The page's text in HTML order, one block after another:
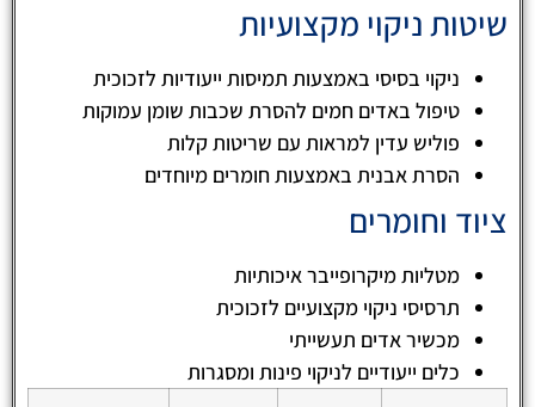
שיטות ניקוי מקצועיות
ניקוי בסיסי באמצעות תמיסות ייעודיות לזכוכית
טיפול באדים חמים להסרת שכבות שומן עמוקות
פוליש עדין למראות עם שריטות קלות
הסרת אבנית באמצעות חומרים מיוחדים
ציוד וחומרים
מטליות מיקרופייבר איכותיות
תרסיסי ניקוי מקצועיים לזכוכית
מכשיר אדים תעשייתי
כלים ייעודיים לניקוי פינות ומסגרות